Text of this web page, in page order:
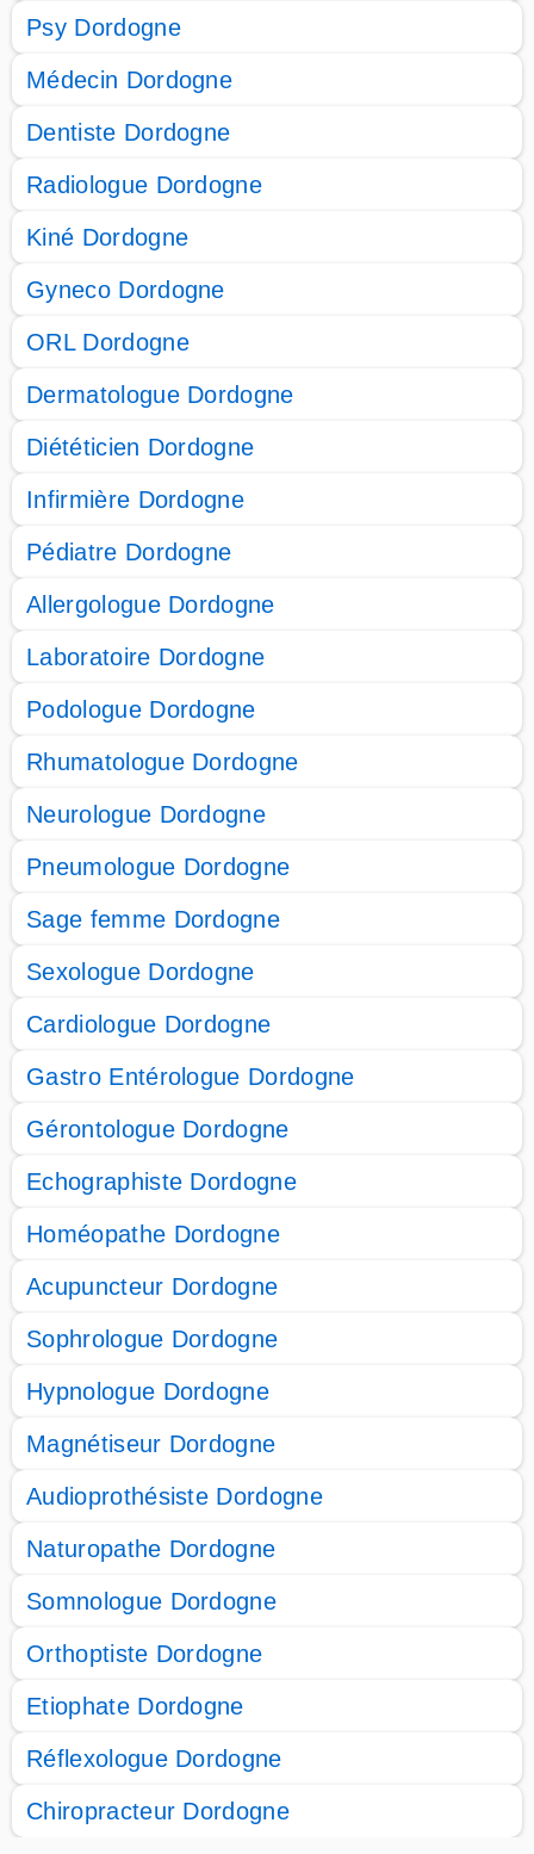
Psy Dordogne
Médecin Dordogne
Dentiste Dordogne
Radiologue Dordogne
Kiné Dordogne
Gyneco Dordogne
ORL Dordogne
Dermatologue Dordogne
Diététicien Dordogne
Infirmière Dordogne
Pédiatre Dordogne
Allergologue Dordogne
Laboratoire Dordogne
Podologue Dordogne
Rhumatologue Dordogne
Neurologue Dordogne
Pneumologue Dordogne
Sage femme Dordogne
Sexologue Dordogne
Cardiologue Dordogne
Gastro Entérologue Dordogne
Gérontologue Dordogne
Echographiste Dordogne
Homéopathe Dordogne
Acupuncteur Dordogne
Sophrologue Dordogne
Hypnologue Dordogne
Magnétiseur Dordogne
Audioprothésiste Dordogne
Naturopathe Dordogne
Somnologue Dordogne
Orthoptiste Dordogne
Etiophate Dordogne
Réflexologue Dordogne
Chiropracteur Dordogne